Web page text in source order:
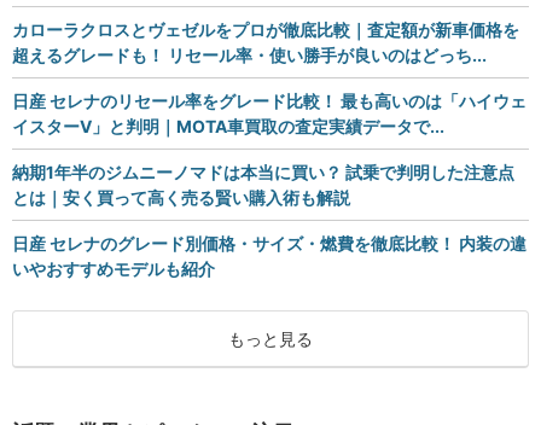
カローラクロスとヴェゼルをプロが徹底比較｜査定額が新車価格を
超えるグレードも！ リセール率・使い勝手が良いのはどっち...
日産 セレナのリセール率をグレード比較！ 最も高いのは「ハイウェ
イスターV」と判明｜MOTA車買取の査定実績データで...
納期1年半のジムニーノマドは本当に買い？ 試乗で判明した注意点
とは｜安く買って高く売る賢い購入術も解説
日産 セレナのグレード別価格・サイズ・燃費を徹底比較！ 内装の違
いやおすすめモデルも紹介
もっと見る